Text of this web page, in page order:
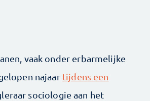
vaak onder erbarmelijke
najaar tijdens een
sociologie aan het